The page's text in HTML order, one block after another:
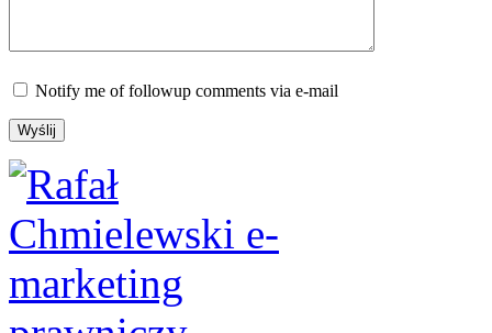
Notify me of followup comments via e-mail